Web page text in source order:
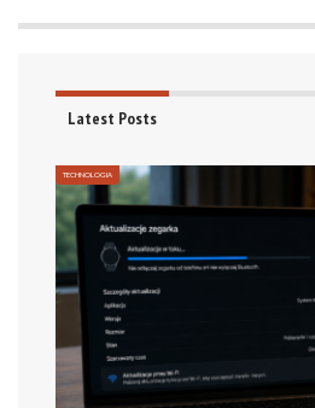
Latest Posts
TECHNOLOGIA